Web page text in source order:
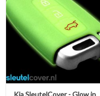
TOEVOEGEN AAN